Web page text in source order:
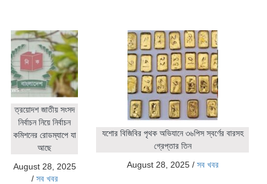
ত্রয়োদশ জাতীয় সংসদ
নির্বাচন নিয়ে নির্বাচন
কমিশনের রোডম্যাপে যা
আছে
August 28, 2025
/ সব খবর
যশোর বিজিবির পৃথক অভিযানে ৩৬পিস স্বর্ণের বারসহ
গ্রেপ্তার তিন
August 28, 2025/ সব খবর